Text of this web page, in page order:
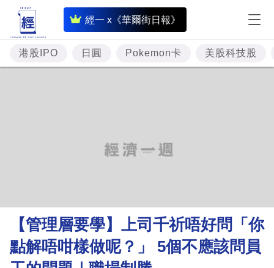
經一 x《華爾街日報》
即
時
財
經
理
財
商
港股IPO 日圓 Pokemon卡 美股科技股
【管理層要學】上司千祈唔好問「你
點解唔咁樣做呢？」 5個不應該問員